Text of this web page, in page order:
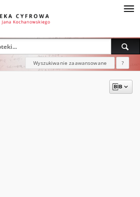
Wyszukiwanie zaawansowane ?